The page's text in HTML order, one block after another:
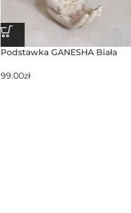
Podstawka GANESHA Biała
99.00zł